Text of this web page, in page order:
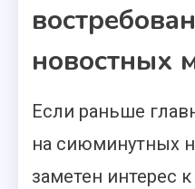
новостных
Если раньше
на сиюминутных
заметен интерес